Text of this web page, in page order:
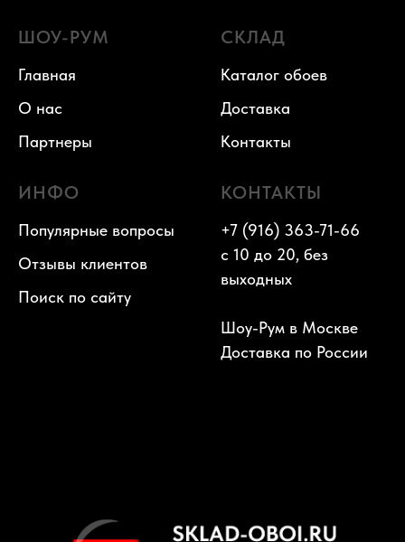
ШОУ-РУМ
Главная
О нас
Партнеры
СКЛАД
Каталог обоев
Доставка
Контакты
ИНФО
Популярные вопросы
Отзывы клиентов
Поиск по сайту
КОНТАКТЫ
+7 (916) 363-71-66
с 10 до 20, без
выходных
Шоу-Рум в Москве
Доставка по России